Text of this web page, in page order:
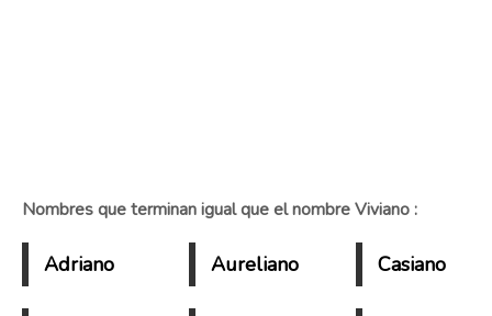
Nombres que terminan igual que el nombre Viviano :
Adriano Aureliano Casiano